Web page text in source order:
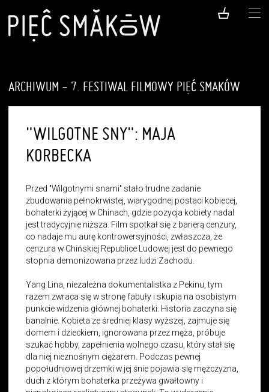
ARCHIWUM - 7. FESTIWAL FILMOWY PIĘĆ SMAKÓW
"WILGOTNE SNY": MAJA
KORBECKA
Przed "Wilgotnymi snami" stało trudne zadanie
zbudowania pełnokrwistej, wiarygodnej postaci kobiecej,
bohaterki żyjącej w Chinach, gdzie pozycja kobiety nadal
jest tradycyjnie niższa. Film spotkał się z barierą cenzury,
co nadaje mu aurę kontrowersyjności, zwłaszcza, że
cenzura w Chińskiej Republice Ludowej jest do pewnego
stopnia demonizowana przez ludzi Zachodu.
Yang Lina, niezależna dokumentalistka z Pekinu, tym
razem zwraca się w stronę fabuły i skupia na osobistym
punkcie widzenia głównej bohaterki. Historia zaczyna się
banalnie. Kobieta ze średniej klasy wyższej, zajmuje się
domem i dzieckiem, ignorowana przez męża, próbuje
szukać hobby, zapełnienia wolnego czasu, który stał się
dla niej nieznośnym ciężarem. Podczas pewnej
popołudniowej drzemki w jej śnie pojawia się mężczyzna,
duch z którym bohaterka przeżywa gwałtowny i